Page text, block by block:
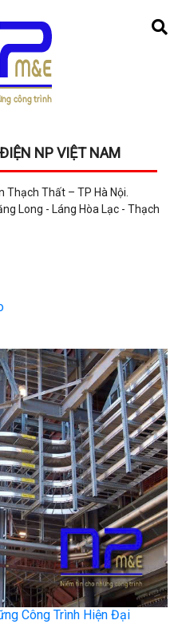
NP VIỆT NAM
Thạch Thất – TP Hà Nội.
Long - Láng Hòa Lạc - Thạch
Công Trình Hiện Đại